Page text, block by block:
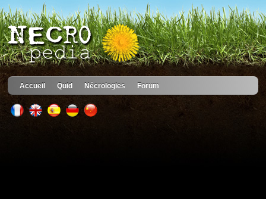
Accueil Quid Nécrologies Forum